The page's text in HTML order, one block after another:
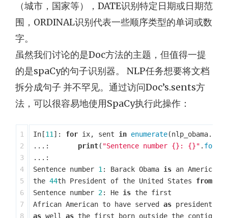
（城市，国家等），DATE识别特定日期或日期范
围，ORDINAL识别代表一些顺序类型的单词或数
字。
虽然我们讨论的是Doc方法的主题，但值得一提
的是spaCy的句子识别器。 NLP任务想要将文档
拆分成句子 并不罕见。通过访问Doc’s.sents方
法，可以很容易地使用SpaCy执行此操作：
1
2
3
4
5
6
7
8
In [11]: for ix, sent in enumerate(nlp_obama.
...:
print( "Sentence number {}: {}" . format
...:
Sentence number 1: Barack Obama is an American
the 44th President of the United States from
Sentence number 2: He is the first
African American to have served as president
as well as the first born outside the contiguous